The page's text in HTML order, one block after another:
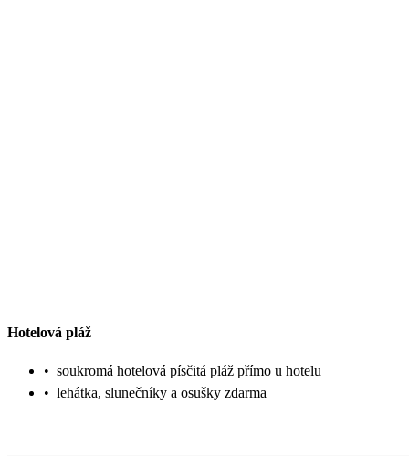
Hotelová pláž
• soukromá hotelová písčitá pláž přímo u hotelu
• lehátka, slunečníky a osušky zdarma